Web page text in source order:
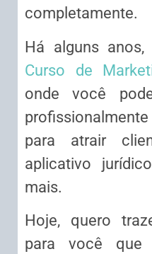
completamente.
Há alguns
Curso de
onde você
para atrair
aplicativo
mais.
Hoje, quero
para você que